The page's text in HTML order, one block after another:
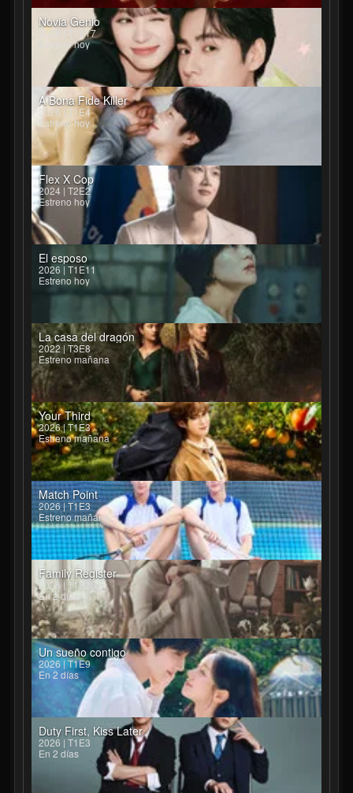
Novia Genio
2026 | T1E17
Estreno hoy
A Bona Fide Killer
2026 | T1E4
Estreno hoy
Flex X Cop
2024 | T2E2
Estreno hoy
El esposo
2026 | T1E11
Estreno hoy
La casa del dragón
2022 | T3E8
Estreno mañana
Your Third
2026 | T1E3
Estreno mañana
Match Point
2026 | T1E3
Estreno mañana
Family Register
2026 | T1E26
En 2 días
Un sueño contigo
2026 | T1E9
En 2 días
Duty First, Kiss Later
2026 | T1E3
En 2 días